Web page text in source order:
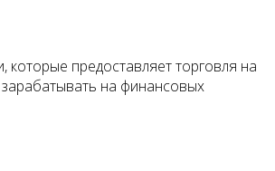
предоставляет торговля на
на финансовых